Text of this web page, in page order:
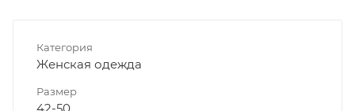
Категория
Женская одежда
Размер